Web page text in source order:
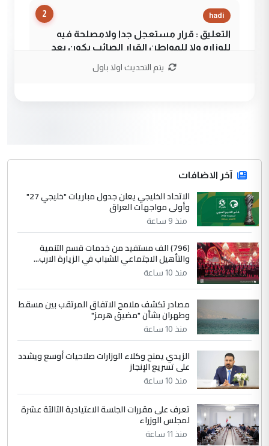
2 hadi
التعليق : قرار مستعجل جدا ولامصلحة فيه
للوزاره ولا للمواطن القرار الصائب يكون بعد
جنسية الرافد الثالث للعراق ومن اصول عريقة
ابا فرات ...
الموضوع :
الجواهري يرد على صدام حسين سل
مضجعيك يابن الزنا (نص كامل)
سردار
التعليق : واحد من عصابة علي ماما يسقط
جنسية الرافد الثالث للعراق ومن اصول عريقة
ابا فرات ...
الجواهري يرد على صدام حسين سل
مضجعيك يابن الزنا (نص كامل)
5
التعليق : تحياتي لك استاذ حامدتركان. كلام
دقيق ومسؤول؛ فالاستثمار الحقيقي للإنسان
الموضوع :
بين الإهمال واغتصاب الأرض.. بلاد
الرافدين تعاني الجفاف والتصحر!!
يتم التحديث اولا باول
آخر الاضافات
الاتحاد الخليجي يعلن جدول مباريات "خليجي 27"
وأولى مواجهات العراق
منذ 9 ساعة
(796) الف مستفيد من خدمات قسم التنمية
والتأهيل الاجتماعي للشباب في الزيارة الارب...
منذ 10 ساعة
مصادر تكشف ملامح الاتفاق المرتقب بين مسقط
وطهران بشأن "مضيق هرمز"
منذ 10 ساعة
الزيدي يمنح وكلاء الوزارات صلاحيات أوسع ويشدد
على تسريع الإنجاز
منذ 10 ساعة
تعرف على مقررات الجلسة الاعتيادية الثالثة عشرة
لمجلس الوزراء
منذ 11 ساعة